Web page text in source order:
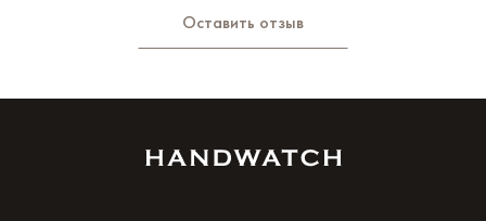
Оставить отзыв